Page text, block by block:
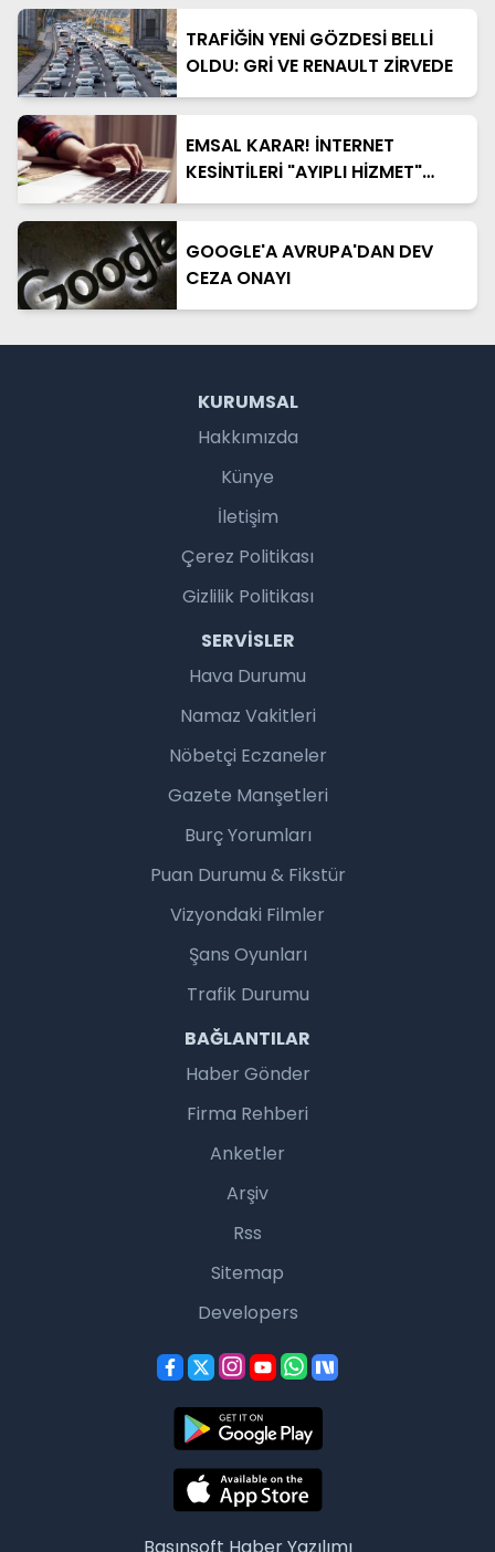
TRAFİĞİN YENİ GÖZDESİ BELLİ
OLDU: GRİ VE RENAULT ZİRVEDE
EMSAL KARAR! İNTERNET
KESİNTİLERİ "AYIPLI HİZMET"
KABUL EDİLDİ
GOOGLE'A AVRUPA'DAN DEV
CEZA ONAYI
KURUMSAL
Hakkımızda
Künye
İletişim
Çerez Politikası
Gizlilik Politikası
SERVISLER
Hava Durumu
Namaz Vakitleri
Nöbetçi Eczaneler
Gazete Manşetleri
Burç Yorumları
Puan Durumu & Fikstür
Vizyondaki Filmler
Şans Oyunları
Trafik Durumu
BAĞLANTILAR
Haber Gönder
Firma Rehberi
Anketler
Arşiv
Rss
Sitemap
Developers